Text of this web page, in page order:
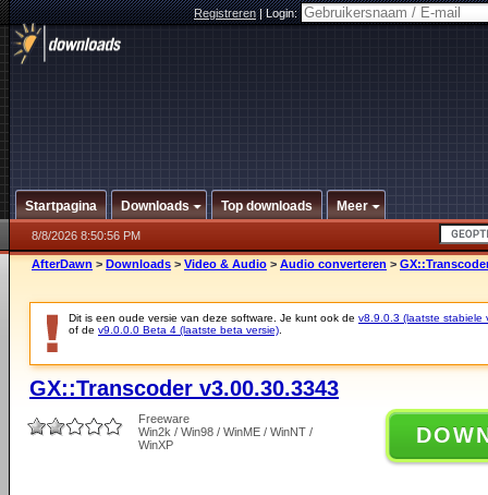
Registreren|Login:
Startpagina Downloads Top downloads Meer
8/8/2026 8:50:56 PM
AfterDawn > Downloads > Video & Audio > Audio converteren >
Dit is een oude versie van deze software. Je kunt ook de v8.9.0.3 (laatste stabiele
of de v9.0.0.0 Beta 4 (laatste beta versie)
GX::Transcoder v3.00.30.3343
Freeware
Win2k / Win98 / WinME / WinNT /
WinXP